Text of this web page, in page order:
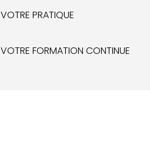
VOTRE PRATIQUE
VOTRE FORMATION CONTINUE